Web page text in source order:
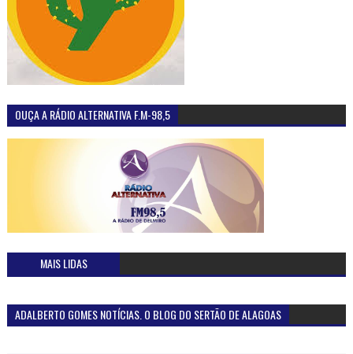
OUÇA A RÁDIO ALTERNATIVA F.M-98,5
MAIS LIDAS
ADALBERTO GOMES NOTÍCIAS. O BLOG DO SERTÃO DE ALAGOAS